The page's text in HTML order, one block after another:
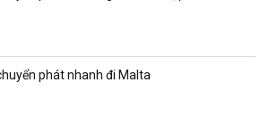
phát nhanh đi Malta